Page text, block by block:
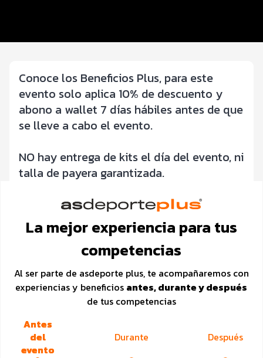
Conoce los Beneficios Plus, para este
evento solo aplica 10% de descuento y
abono a wallet 7 días hábiles antes de que
se lleve a cabo el evento.
NO hay entrega de kits el día del evento, ni
talla de payera garantizada.
La mejor experiencia para tus
competencias
Al ser parte de asdeporte plus, te acompañaremos con
experiencias y beneficios antes, durante y después
de tus competencias
Antes
del
evento
Durante Después